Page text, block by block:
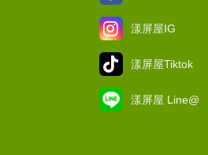
漾屏屋IG
漾屏屋Tiktok
漾屏屋 Line@